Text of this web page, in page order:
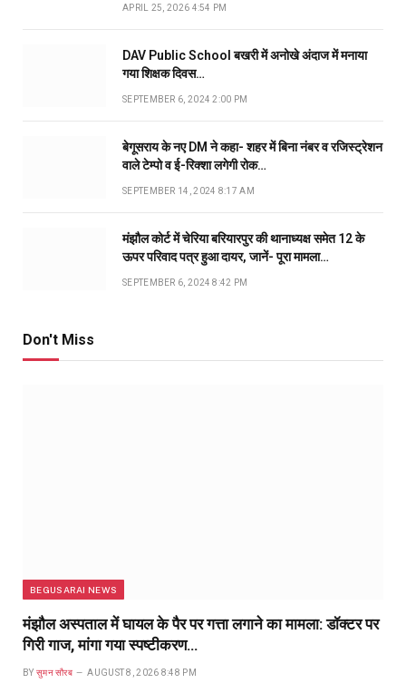
APRIL 25, 2026 4:54 PM
DAV Public School बखरी में अनोखे अंदाज में मनाया
गया शिक्षक दिवस…
SEPTEMBER 6, 2024 2:00 PM
बेगूसराय के नए DM ने कहा- शहर में बिना नंबर व रजिस्ट्रेशन
वाले टेम्पो व ई-रिक्शा लगेगी रोक…
SEPTEMBER 14, 2024 8:17 AM
मंझौल कोर्ट में चेरिया बरियारपुर की थानाध्यक्ष समेत 12 के
ऊपर परिवाद पत्र हुआ दायर, जानें- पूरा मामला…
SEPTEMBER 6, 2024 8:42 PM
Don't Miss
BEGUSARAI NEWS
मंझौल अस्पताल में घायल के पैर पर गत्ता लगाने का मामला: डॉक्टर पर
गिरी गाज, मांगा गया स्पष्टीकरण…
BY सुमन सौरब AUGUST 8, 2026 8:48 PM